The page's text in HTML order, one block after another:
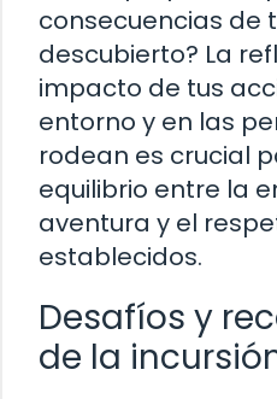
consecuencias de
descubierto? La
impacto de tus
entorno y en las
rodean es crucial
equilibrio entre la
aventura y el
establecidos.
Desafíos y
de la